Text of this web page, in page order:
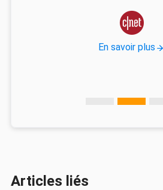

En savoir plus
Articles liés